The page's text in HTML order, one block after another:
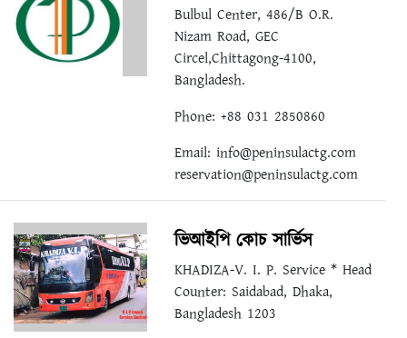
Bulbul Center, 486/B O.R.
Nizam Road, GEC
Circel,Chittagong-4100,
Bangladesh.
Phone: +88 031 2850860
Email: info@peninsulactg.com
reservation@peninsulactg.com
ভিআইপি কোচ সার্ভিস
KHADIZA-V. I. P. Service * Head
Counter: Saidabad, Dhaka,
Bangladesh 1203